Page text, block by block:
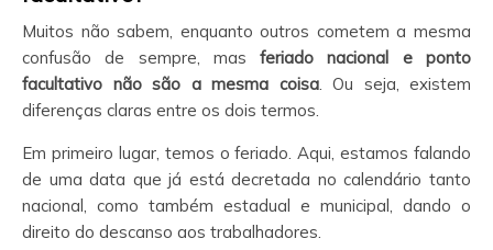
Muitos não sabem, enquanto outros cometem a mesma
confusão de sempre, masferiado nacional e ponto
facultativo não são a mesma coisa. Ou seja, existem
diferenças claras entre os dois termos.
Em primeiro lugar, temos o feriado. Aqui, estamos falando
de uma data que já está decretada no calendário tanto
nacional, como também estadual e municipal, dando o
direito do descanso aos trabalhadores.